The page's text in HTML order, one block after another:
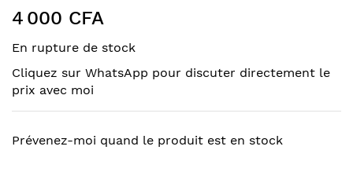
end
of
the
gallery
the
beginning
of
images
gallery
4 000 CFA
En rupture de stock
Cliquez sur WhatsApp pour discuter directement le
prix avec moi
Prévenez-moi quand le produit est en stock